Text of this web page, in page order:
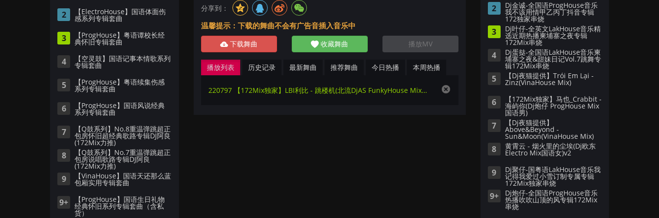
2 【ElectroHouse】国语体面伤
感系列专辑套曲
3 【ProgHouse】粤语谭校长经
典怀旧专辑套曲
4 【空灵鼓】国语记事本情歌系列
专辑套曲
5 【ProgHouse】粤语续集伤感
系列专辑套曲
6 【ProgHouse】国语风说经典
系列专辑套曲
7 【Q鼓系列】No.8重温弹跳超正
包房怀旧超经典歌路专辑DJ阿良
(172Mix力推)
8 【Q鼓系列】No.7重温弹跳超正
包房说唱歌路专辑DJ阿良
(172Mix力推)
9 【VinaHouse】国语天还那么蓝
包厢实用专辑套曲
9+ 【ProgHouse】国语生日礼物
经典怀旧系列专辑套曲（含私
货）
分享到：
温馨提示：下载的舞曲不会有广告音插入音乐中
下载舞曲 收藏舞曲 播放MV
播放列表 历史记录 最新舞曲 推荐舞曲 今日热播 本周热播
220797 【172Mix独家】LBI利比 - 跳楼机(北流DjAS FunkyHouse Mix国语男)咚鼓
2 Dj金诚-全国语ProgHouse音乐
我不该用情甲乙丙丁抖音专辑
172独家串烧
3 Dj叶仔-全英文LakHouse音乐精
选近期热播柬埔寨之夜专辑
172Mix串烧
4 Dj蛋挞-全国语LakHouse音乐柬
埔寨之夜&甜妹日记Vol.7跳舞专
辑172Mix串烧
5 【Dj夜猫提供】Trói Em Lại -
Zinz(VinaHouse Mix)
6 【172Mix独家】马也_Crabbit -
海屿你(Dj炮仔 ProgHouse Mix
国语男)
7 【Dj夜猫提供】
Above&Beyond -
Sun&Moon(VinaHouse Mix)
8 黄霄云 - 烟火里的尘埃(Dj欧东
Electro Mix国语女)v2
9 Dj聚仔-国粤语LakHouse音乐我
记得我爱过小雪订制专属专辑
172Mix独家串烧
9+ Dj炮仔-全国语ProgHouse音乐
热播吹吹山顶的风专辑172Mix
串烧